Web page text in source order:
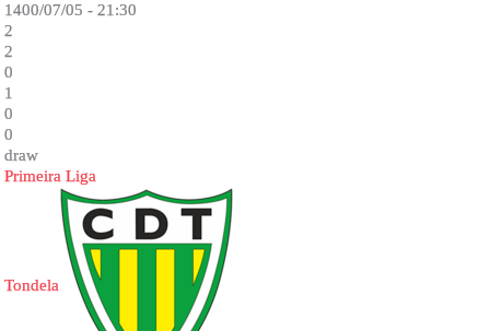
1400/07/05 - 21:30
2
2
0
1
0
0
draw
Primeira Liga
Tondela